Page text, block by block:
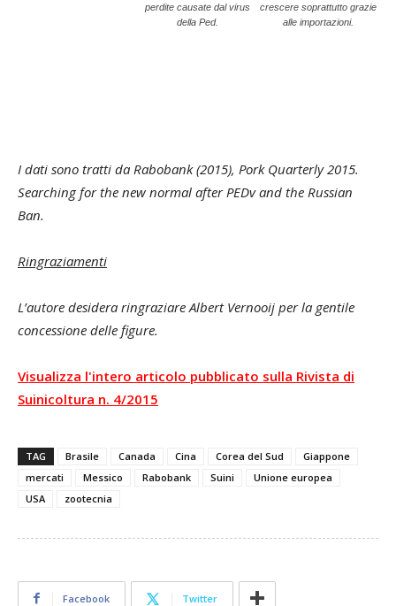
perdite causate dal virus
della Ped.
crescere soprattutto grazie
alle importazioni.
I dati sono tratti da Rabobank (2015), Pork Quarterly 2015.
Searching for the new normal after PEDv and the Russian
Ban.
Ringraziamenti
L’autore desidera ringraziare Albert Vernooij per la gentile
concessione delle figure.
Visualizza l'intero articolo pubblicato sulla Rivista di
Suinicoltura n. 4/2015
TAG Brasile Canada Cina Corea del Sud
Giappone
mercati
Messico Rabobank Suini
Unione europea
USA
zootecnia
Facebook Twitter